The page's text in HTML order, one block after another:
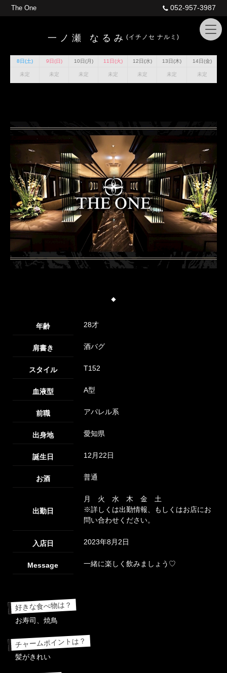
The One 052-957-3987
一ノ瀬 なるみ (イチノセ ナルミ)
8日(土) 9日(日) 10日(月) 11日(火) 12日(水) 13日(木) 14日(金)
未定 未定 未定 未定 未定 未定 未定
◆
年齢 28才
肩書き 酒バグ
スタイル T152
血液型 A型
前職 アパレル系
出身地 愛知県
誕生日 12月22日
お酒 普通
出勤日
月 火 水 木 金 土
※詳しくは出勤情報、もしくはお店にお
問い合わせください。
入店日 2023年8月2日
Message 一緒に楽しく飲みましょう♡
好きな食べ物は？
お寿司、焼鳥
チャームポイントは？
髪がきれい